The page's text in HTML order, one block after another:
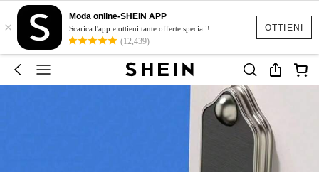
OTTIENI
×
Moda online-SHEIN APP
Scarica l'app e ottieni tante offerte speciali!
(12,439)